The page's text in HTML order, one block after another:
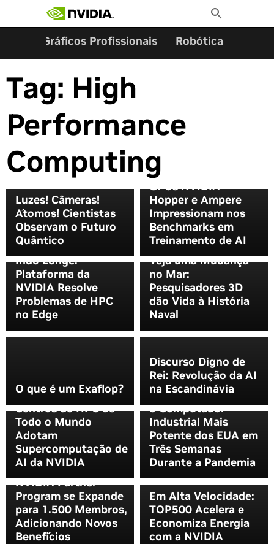
Toggle
Search
Gráficos Profissionais Robótica
Tag: High
Performance
Computing
Luzes! Câmeras!
Átomos! Cientistas
Observam o Futuro
Quântico
GPUs NVIDIA
Hopper e Ampere
Impressionam nos
Benchmarks em
Treinamento de AI
Indo Longe:
Plataforma da
NVIDIA Resolve
Problemas de HPC
no Edge
Veja uma Mudança
no Mar:
Pesquisadores 3D
dão Vida à História
Naval
O que é um Exaflop?
Discurso Digno de
Rei: Revolução da AI
na Escandinávia
Centros de HPC de
Todo o Mundo
Adotam
Supercomputação de
AI da NVIDIA
AI no Centro de
Tudo: Como Criamos
o Computador
Industrial Mais
Potente dos EUA em
Três Semanas
Durante a Pandemia
NVIDIA Partner
Program se Expande
para 1.500 Membros,
Adicionando Novos
Benefícios
Em Alta Velocidade:
TOP500 Acelera e
Economiza Energia
com a NVIDIA